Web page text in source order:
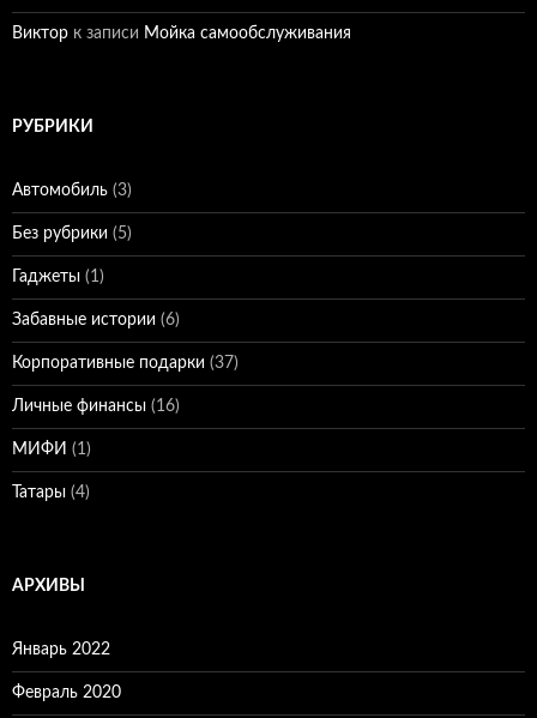
Виктор к записи Мойка самообслуживания
РУБРИКИ
Автомобиль (3)
Без рубрики (5)
Гаджеты (1)
Забавные истории (6)
Корпоративные подарки (37)
Личные финансы (16)
МИФИ (1)
Татары (4)
АРХИВЫ
Январь 2022
Февраль 2020